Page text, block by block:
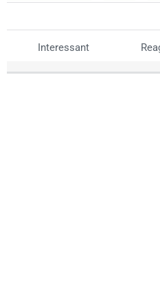
Interessant